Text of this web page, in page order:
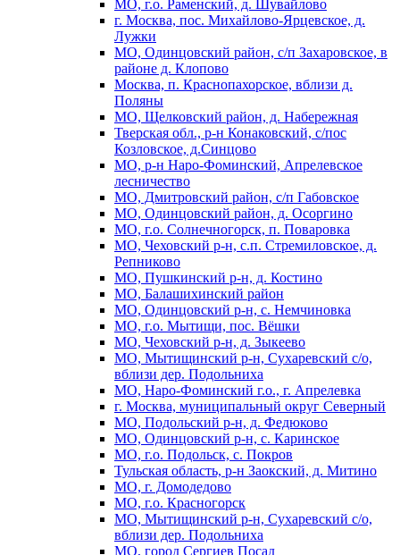
МО, г.о. Раменский, д. Шувайлово
г. Москва, пос. Михайлово-Ярцевское, д.
Лужки
МО, Одинцовский район, с/п Захаровское, в
районе д. Клопово
Москва, п. Краснопахорское, вблизи д.
Поляны
МО, Щелковский район, д. Набережная
Тверская обл., р-н Конаковский, с/пос
Козловское, д.Синцово
МО, р-н Наро-Фоминский, Апрелевское
лесничество
МО, Дмитровский район, с/п Габовское
МО, Одинцовский район, д. Осоргино
МО, г.о. Солнечногорск, п. Поваровка
МО, Чеховский р-н, с.п. Стремиловское, д.
Репниково
МО, Пушкинский р-н, д. Костино
МО, Балашихинский район
МО, Одинцовский р-н, с. Немчиновка
МО, г.о. Мытищи, пос. Вёшки
МО, Чеховский р-н, д. Зыкеево
МО, Мытищинский р-н, Сухаревский с/о,
вблизи дер. Подольниха
МО, Наро-Фоминский г.о., г. Апрелевка
г. Москва, муниципальный округ Северный
МО, Подольский р-н, д. Федюково
МО, Одинцовский р-н, с. Каринское
МО, г.о. Подольск, с. Покров
Тульская область, р-н Заокский, д. Митино
МО, г. Домодедово
МО, г.о. Красногорск
МО, Мытищинский р-н, Сухаревский с/о,
вблизи дер. Подольниха
МО, город Сергиев Посад